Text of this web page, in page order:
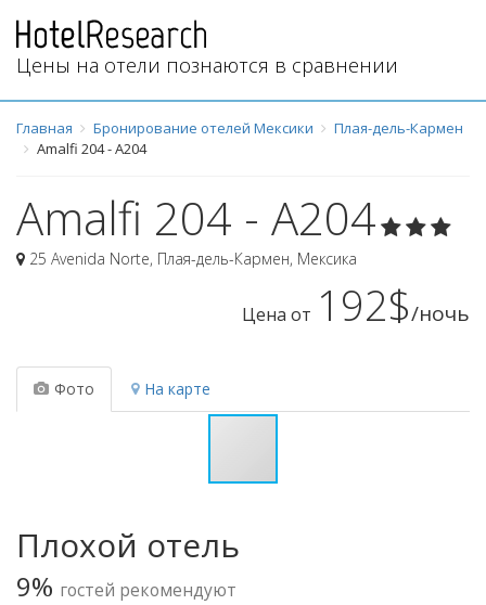
Цены на отели познаются в сравнении
Главная Бронирование отелей Мексики
Плая-дель-Кармен
Amalfi 204 - A204
Amalfi 204 - A204
25 Avenida Norte, Плая-дель-Кармен, Мексика
Цена от 192$/ночь
Фото На карте
Плохой отель
9% гостей рекомендуют